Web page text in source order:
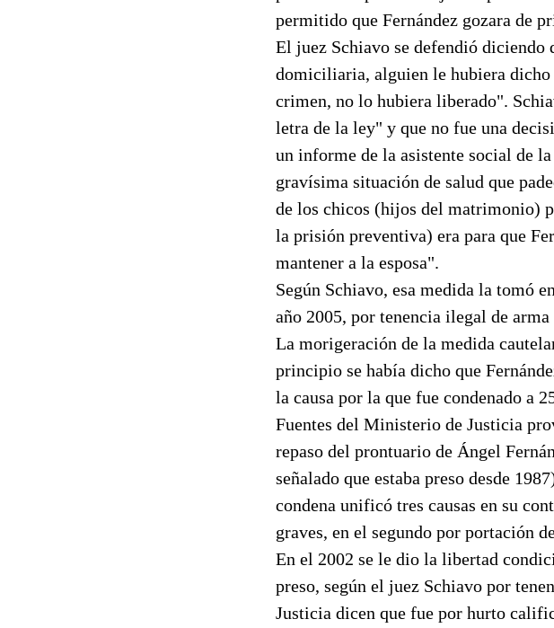
permitido que Fernández gozara de
El juez Schiavo se defendió diciendo
domiciliaria, alguien le hubiera dicho
crimen, no lo hubiera liberado".
letra de la ley" y que no fue una
un informe de la asistente social de
gravísima situación de salud que
de los chicos (hijos del matrimonio)
la prisión preventiva) era para que
mantener a la esposa".
Según Schiavo, esa medida la tomó
año 2005, por tenencia ilegal de
La morigeración de la medida
principio se había dicho que
la causa por la que fue condenado a
Fuentes del Ministerio de Justicia
repaso del prontuario de Ángel
señalado que estaba preso desde
condena unificó tres causas en su
graves, en el segundo por portación
En el 2002 se le dio la libertad
preso, según el juez Schiavo por
Justicia dicen que fue por hurto